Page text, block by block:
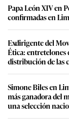
Papa León XIV en
confirmadas en
Exdirigente del
Ética: entretelones
distribución de las
Simone Biles en
más ganadora del
una selección